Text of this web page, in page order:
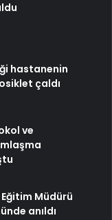
hastanenin
çaldı
ve
Müdürü
anıldı